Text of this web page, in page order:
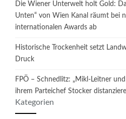
Die Wiener Unterwelt holt Gold:
Unten“ von Wien Kanal räumt bei
internationalen Awards ab
Historische Trockenheit setzt
Druck
FPÖ – Schnedlitz: „Mikl-Leitner
ihrem Parteichef Stocker
Kategorien